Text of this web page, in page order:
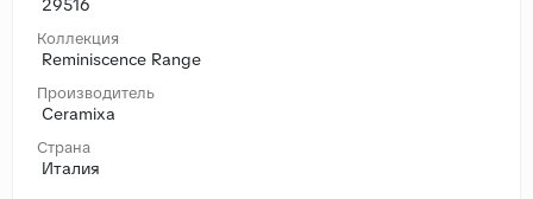
29516
Коллекция
Reminiscence Range
Производитель
Ceramixa
Страна
Италия